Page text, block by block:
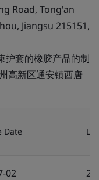
Road, Tong'an
Jiangsu 215151,
护套的橡胶产品的制
高新区通安镇西唐
Date
02